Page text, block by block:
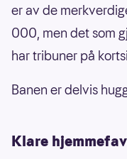
er av de
000, men det som
har tribuner på
Banen er delvis
Klare